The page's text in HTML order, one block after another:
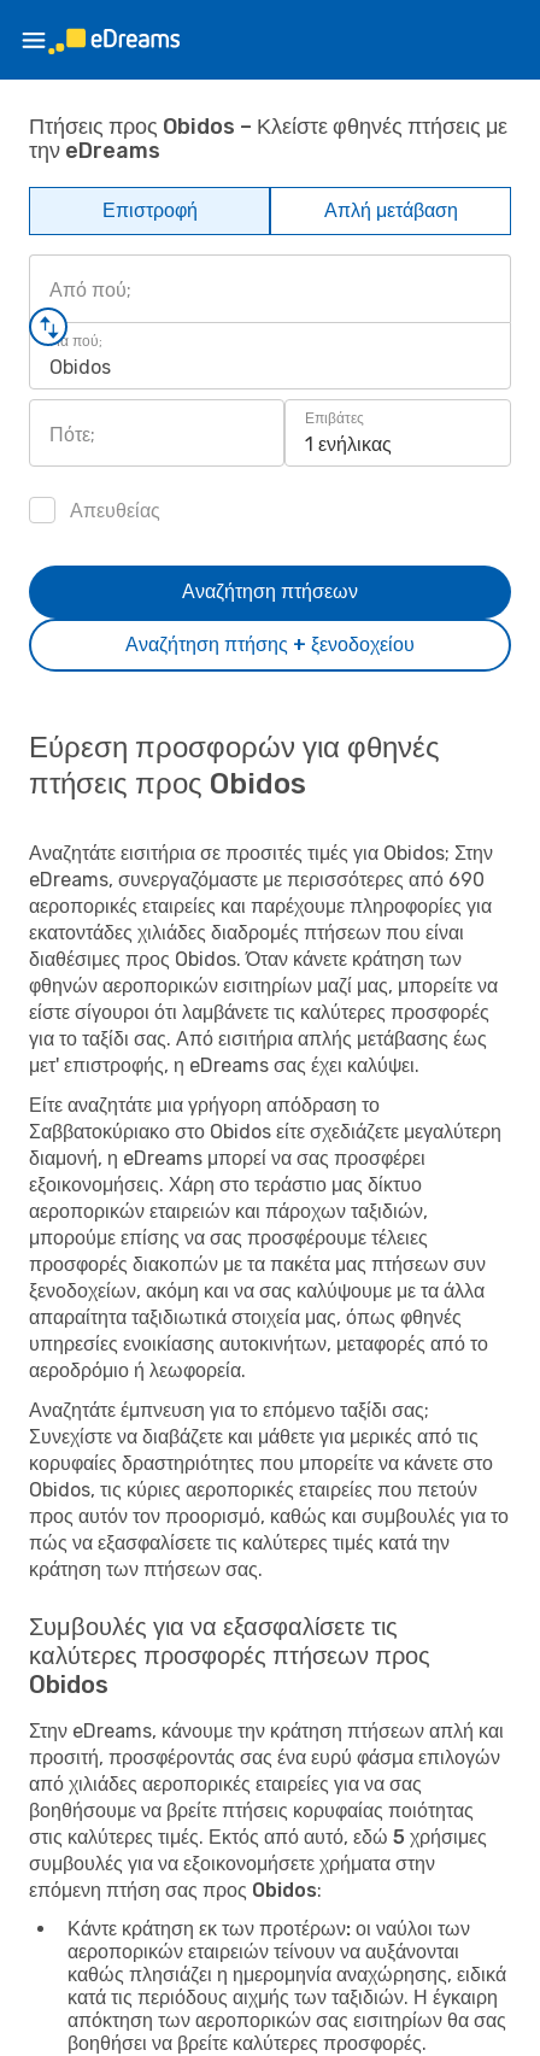
Πτήσεις προς Obidos – Κλείστε φθηνές πτήσεις με
την eDreams
Επιστροφή Απλή μετάβαση
Από πού;
Για πού;
Obidos
Πότε;
Επιβάτες
1 ενήλικας
Απευθείας
Αναζήτηση πτήσης + ξενοδοχείου
Αναζήτηση πτήσεων
Εύρεση προσφορών για φθηνές
πτήσεις προς Obidos
Αναζητάτε εισιτήρια σε προσιτές τιμές για Obidos; Στην
eDreams, συνεργαζόμαστε με περισσότερες από 690
αεροπορικές εταιρείες και παρέχουμε πληροφορίες για
εκατοντάδες χιλιάδες διαδρομές πτήσεων που είναι
διαθέσιμες προς Obidos. Όταν κάνετε κράτηση των
φθηνών αεροπορικών εισιτηρίων μαζί μας, μπορείτε να
είστε σίγουροι ότι λαμβάνετε τις καλύτερες προσφορές
για το ταξίδι σας. Από εισιτήρια απλής μετάβασης έως
μετ' επιστροφής, η eDreams σας έχει καλύψει.
Είτε αναζητάτε μια γρήγορη απόδραση το
Σαββατοκύριακο στο Obidos είτε σχεδιάζετε μεγαλύτερη
διαμονή, η eDreams μπορεί να σας προσφέρει
εξοικονομήσεις. Χάρη στο τεράστιο μας δίκτυο
αεροπορικών εταιρειών και πάροχων ταξιδιών,
μπορούμε επίσης να σας προσφέρουμε τέλειες
προσφορές διακοπών με τα πακέτα μας πτήσεων συν
ξενοδοχείων, ακόμη και να σας καλύψουμε με τα άλλα
απαραίτητα ταξιδιωτικά στοιχεία μας, όπως φθηνές
υπηρεσίες ενοικίασης αυτοκινήτων, μεταφορές από το
αεροδρόμιο ή λεωφορεία.
Αναζητάτε έμπνευση για το επόμενο ταξίδι σας;
Συνεχίστε να διαβάζετε και μάθετε για μερικές από τις
κορυφαίες δραστηριότητες που μπορείτε να κάνετε στο
Obidos, τις κύριες αεροπορικές εταιρείες που πετούν
προς αυτόν τον προορισμό, καθώς και συμβουλές για το
πώς να εξασφαλίσετε τις καλύτερες τιμές κατά την
κράτηση των πτήσεων σας.
Συμβουλές για να εξασφαλίσετε τις
καλύτερες προσφορές πτήσεων προς
Obidos
Στην eDreams, κάνουμε την κράτηση πτήσεων απλή και
προσιτή, προσφέροντάς σας ένα ευρύ φάσμα επιλογών
από χιλιάδες αεροπορικές εταιρείες για να σας
βοηθήσουμε να βρείτε πτήσεις κορυφαίας ποιότητας
στις καλύτερες τιμές. Εκτός από αυτό, εδώ 5 χρήσιμες
συμβουλές για να εξοικονομήσετε χρήματα στην
επόμενη πτήση σας προς Obidos:
Κάντε κράτηση εκ των προτέρων: οι ναύλοι των
αεροπορικών εταιρειών τείνουν να αυξάνονται
καθώς πλησιάζει η ημερομηνία αναχώρησης, ειδικά
κατά τις περιόδους αιχμής των ταξιδιών. Η έγκαιρη
απόκτηση των αεροπορικών σας εισιτηρίων θα σας
βοηθήσει να βρείτε καλύτερες προσφορές.